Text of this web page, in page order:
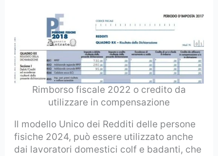
Rimborso fiscale 2022 o credito da
utilizzare in compensazione
Il modello Unico dei Redditi delle persone
fisiche 2024, può essere utilizzato anche
dai lavoratori domestici colf e badanti, che